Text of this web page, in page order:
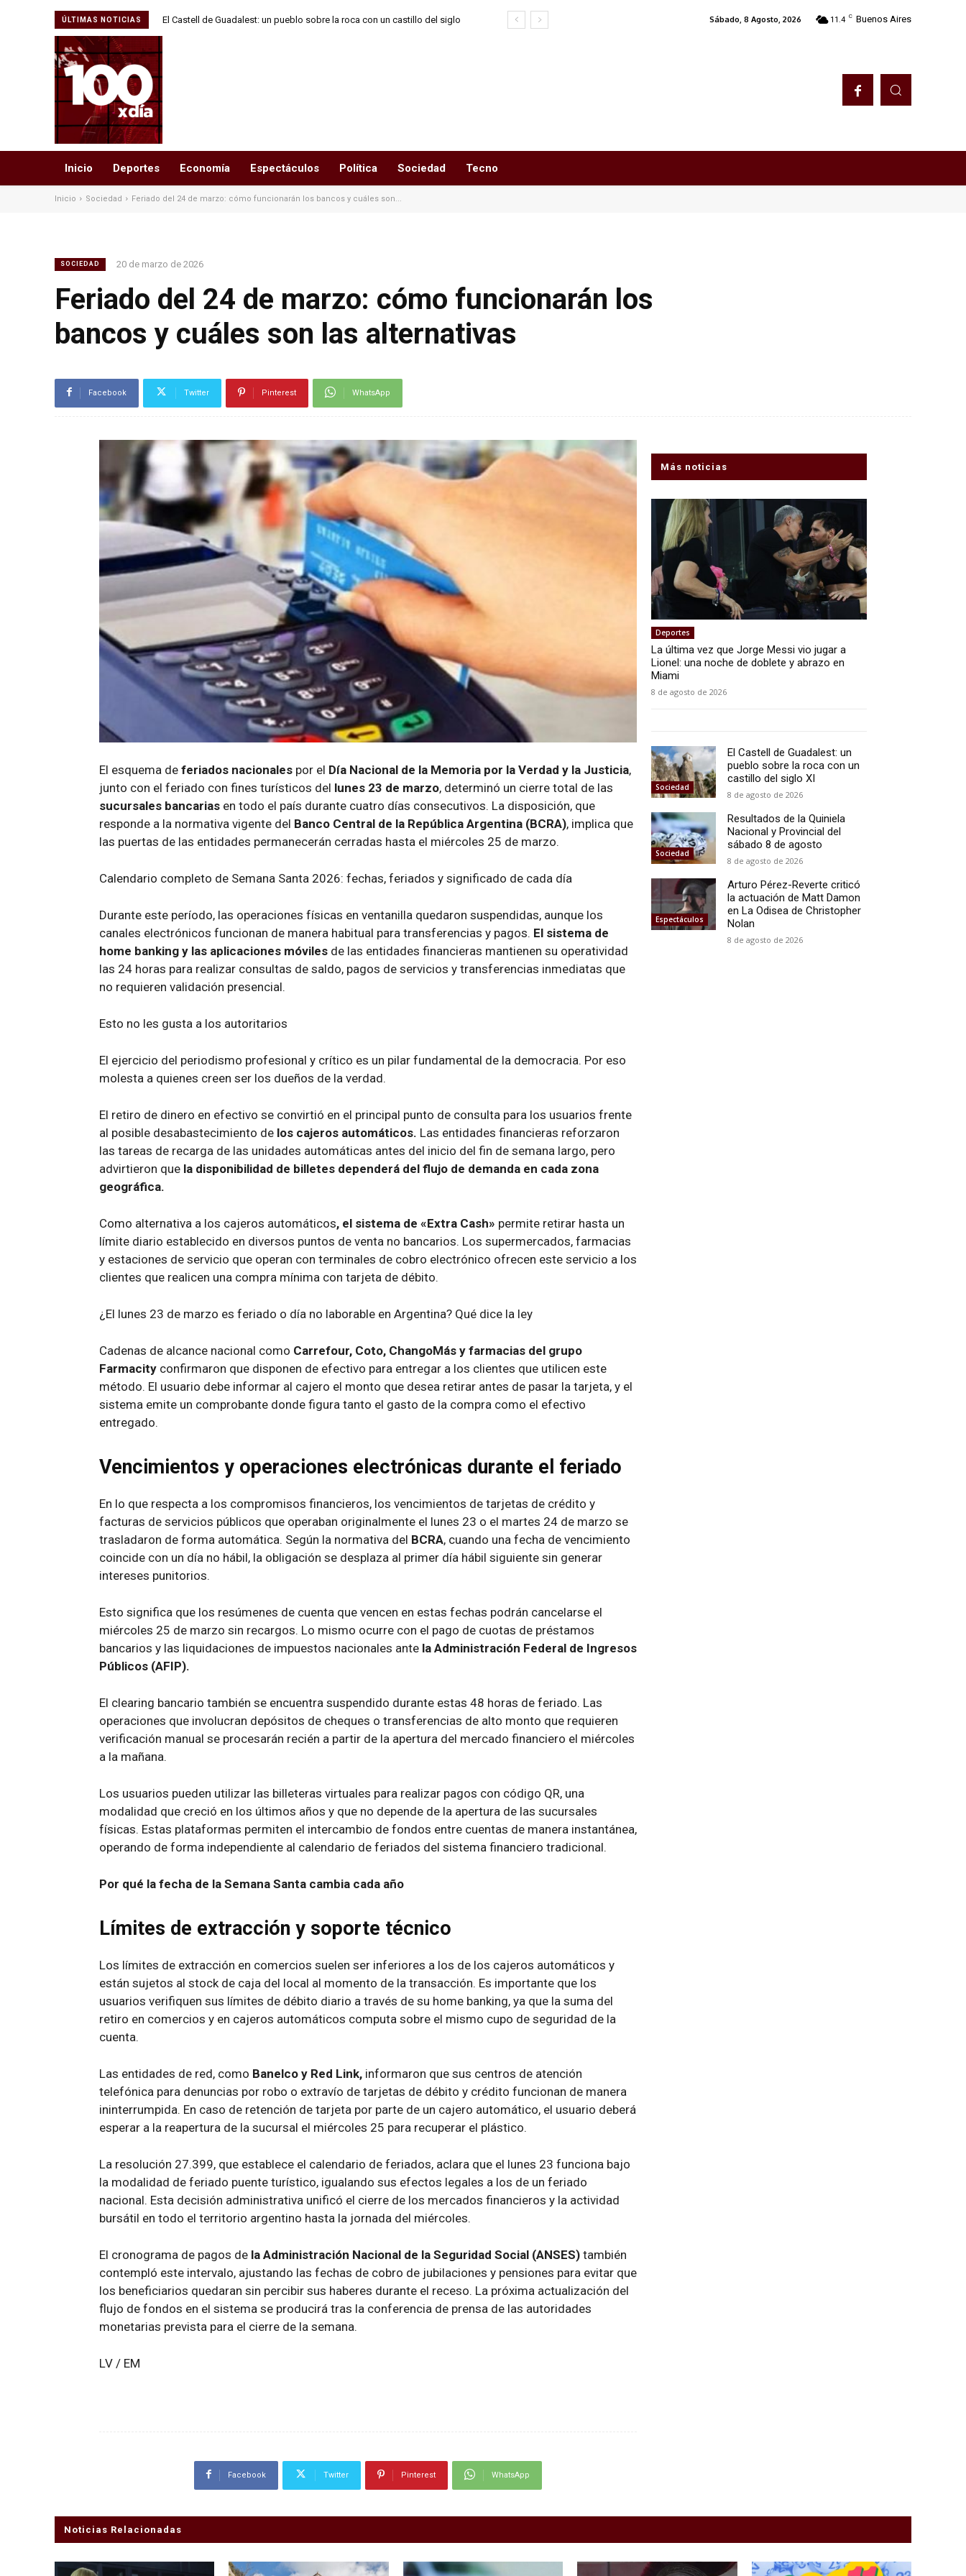
ÚLTIMAS NOTICIAS
El Castell de Guadalest: un pueblo sobre la roca con un castillo del siglo
Sábado, 8 Agosto, 2026 11.4 C Buenos Aires
Inicio Deportes Economía Espectáculos Política Sociedad Tecno
Inicio Sociedad Feriado del 24 de marzo: cómo funcionarán los bancos y cuáles son...
SOCIEDAD 20 de marzo de 2026
Feriado del 24 de marzo: cómo funcionarán los
bancos y cuáles son las alternativas
Facebook Twitter Pinterest WhatsApp
El esquema de feriados nacionales por el Día Nacional de la Memoria por la Verdad y la Justicia,
junto con el feriado con fines turísticos del lunes 23 de marzo, determinó un cierre total de las
sucursales bancarias en todo el país durante cuatro días consecutivos. La disposición, que
responde a la normativa vigente del Banco Central de la República Argentina (BCRA), implica que
las puertas de las entidades permanecerán cerradas hasta el miércoles 25 de marzo.
Calendario completo de Semana Santa 2026: fechas, feriados y significado de cada día
Durante este período, las operaciones físicas en ventanilla quedaron suspendidas, aunque los
canales electrónicos funcionan de manera habitual para transferencias y pagos. El sistema de
home banking y las aplicaciones móviles de las entidades financieras mantienen su operatividad
las 24 horas para realizar consultas de saldo, pagos de servicios y transferencias inmediatas que
no requieren validación presencial.
Esto no les gusta a los autoritarios
El ejercicio del periodismo profesional y crítico es un pilar fundamental de la democracia. Por eso
molesta a quienes creen ser los dueños de la verdad.
El retiro de dinero en efectivo se convirtió en el principal punto de consulta para los usuarios frente
al posible desabastecimiento de los cajeros automáticos. Las entidades financieras reforzaron
las tareas de recarga de las unidades automáticas antes del inicio del fin de semana largo, pero
advirtieron que la disponibilidad de billetes dependerá del flujo de demanda en cada zona
geográfica.
Como alternativa a los cajeros automáticos, el sistema de «Extra Cash» permite retirar hasta un
límite diario establecido en diversos puntos de venta no bancarios. Los supermercados, farmacias
y estaciones de servicio que operan con terminales de cobro electrónico ofrecen este servicio a los
clientes que realicen una compra mínima con tarjeta de débito.
¿El lunes 23 de marzo es feriado o día no laborable en Argentina? Qué dice la ley
Cadenas de alcance nacional como Carrefour, Coto, ChangoMás y farmacias del grupo
Farmacity confirmaron que disponen de efectivo para entregar a los clientes que utilicen este
método. El usuario debe informar al cajero el monto que desea retirar antes de pasar la tarjeta, y el
sistema emite un comprobante donde figura tanto el gasto de la compra como el efectivo
entregado.
Vencimientos y operaciones electrónicas durante el feriado
En lo que respecta a los compromisos financieros, los vencimientos de tarjetas de crédito y
facturas de servicios públicos que operaban originalmente el lunes 23 o el martes 24 de marzo se
trasladaron de forma automática. Según la normativa del BCRA, cuando una fecha de vencimiento
coincide con un día no hábil, la obligación se desplaza al primer día hábil siguiente sin generar
intereses punitorios.
Esto significa que los resúmenes de cuenta que vencen en estas fechas podrán cancelarse el
miércoles 25 de marzo sin recargos. Lo mismo ocurre con el pago de cuotas de préstamos
bancarios y las liquidaciones de impuestos nacionales ante la Administración Federal de Ingresos
Públicos (AFIP).
El clearing bancario también se encuentra suspendido durante estas 48 horas de feriado. Las
operaciones que involucran depósitos de cheques o transferencias de alto monto que requieren
verificación manual se procesarán recién a partir de la apertura del mercado financiero el miércoles
a la mañana.
Los usuarios pueden utilizar las billeteras virtuales para realizar pagos con código QR, una
modalidad que creció en los últimos años y que no depende de la apertura de las sucursales
físicas. Estas plataformas permiten el intercambio de fondos entre cuentas de manera instantánea,
operando de forma independiente al calendario de feriados del sistema financiero tradicional.
Por qué la fecha de la Semana Santa cambia cada año
Límites de extracción y soporte técnico
Los límites de extracción en comercios suelen ser inferiores a los de los cajeros automáticos y
están sujetos al stock de caja del local al momento de la transacción. Es importante que los
usuarios verifiquen sus límites de débito diario a través de su home banking, ya que la suma del
retiro en comercios y en cajeros automáticos computa sobre el mismo cupo de seguridad de la
cuenta.
Las entidades de red, como Banelco y Red Link, informaron que sus centros de atención
telefónica para denuncias por robo o extravío de tarjetas de débito y crédito funcionan de manera
ininterrumpida. En caso de retención de tarjeta por parte de un cajero automático, el usuario deberá
esperar a la reapertura de la sucursal el miércoles 25 para recuperar el plástico.
La resolución 27.399, que establece el calendario de feriados, aclara que el lunes 23 funciona bajo
la modalidad de feriado puente turístico, igualando sus efectos legales a los de un feriado
nacional. Esta decisión administrativa unificó el cierre de los mercados financieros y la actividad
bursátil en todo el territorio argentino hasta la jornada del miércoles.
El cronograma de pagos de la Administración Nacional de la Seguridad Social (ANSES) también
contempló este intervalo, ajustando las fechas de cobro de jubilaciones y pensiones para evitar que
los beneficiarios quedaran sin percibir sus haberes durante el receso. La próxima actualización del
flujo de fondos en el sistema se producirá tras la conferencia de prensa de las autoridades
monetarias prevista para el cierre de la semana.
LV / EM
Facebook Twitter Pinterest WhatsApp
Más noticias
Deportes
La última vez que Jorge Messi vio jugar a
Lionel: una noche de doblete y abrazo en
Miami
8 de agosto de 2026
Sociedad
El Castell de Guadalest: un
pueblo sobre la roca con un
castillo del siglo XI
8 de agosto de 2026
Sociedad
Resultados de la Quiniela
Nacional y Provincial del
sábado 8 de agosto
8 de agosto de 2026
Espectáculos
Arturo Pérez-Reverte criticó
la actuación de Matt Damon
en La Odisea de Christopher
Nolan
8 de agosto de 2026
Noticias Relacionadas